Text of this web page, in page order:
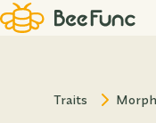
Traits